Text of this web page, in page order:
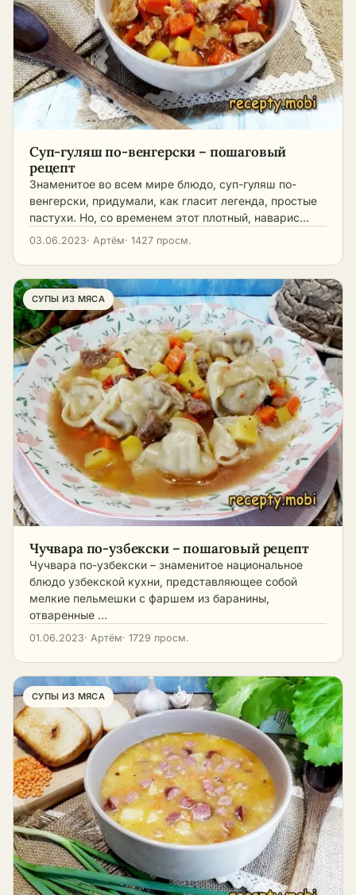
Суп-гуляш по-венгерски – пошаговый
рецепт
Знаменитое во всем мире блюдо, суп-гуляш по-
венгерски, придумали, как гласит легенда, простые
пастухи. Но, со временем этот плотный, наварис…
03.06.2023· Артём· 1427 просм.
СУПЫ ИЗ МЯСА
Чучвара по-узбекски – пошаговый рецепт
Чучвара по-узбекски – знаменитое национальное
блюдо узбекской кухни, представляющее собой
мелкие пельмешки с фаршем из баранины,
отваренные …
01.06.2023· Артём· 1729 просм.
СУПЫ ИЗ МЯСА